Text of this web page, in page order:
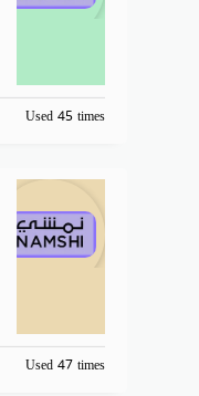
Used 45 times
Used 47 times